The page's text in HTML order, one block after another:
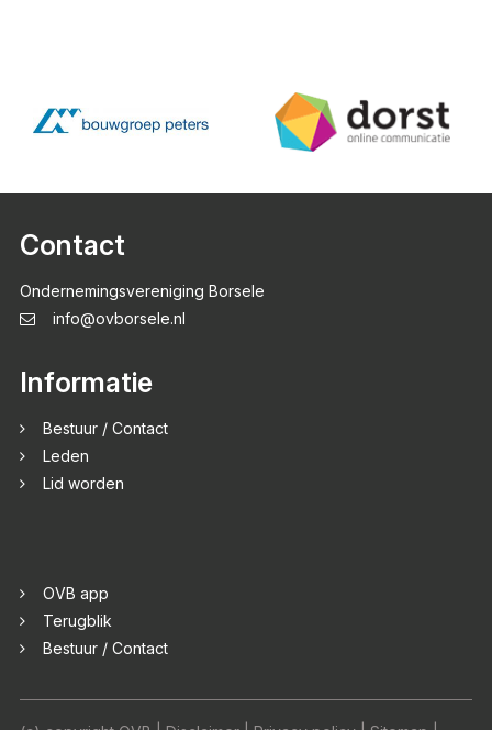
Contact
Ondernemingsvereniging Borsele
info@ovborsele.nl
Informatie
Bestuur / Contact
Leden
Lid worden
OVB app
Terugblik
Bestuur / Contact